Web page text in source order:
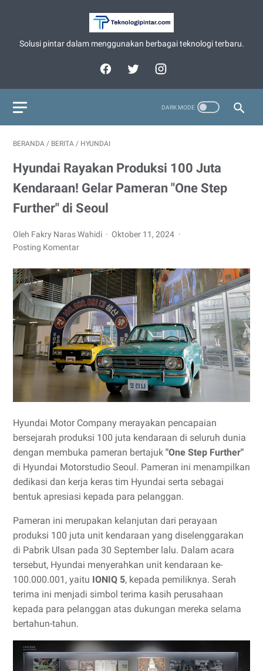
Solusi pintar dalam menggunakan berbagai teknologi terbaru.
BERANDA / BERITA / HYUNDAI
Hyundai Rayakan Produksi 100 Juta
Kendaraan! Gelar Pameran "One Step
Further" di Seoul
Oleh Fakry Naras Wahidi
Oktober 11, 2024
Posting Komentar
Hyundai Motor Company merayakan pencapaian
bersejarah produksi 100 juta kendaraan di seluruh dunia
dengan membuka pameran bertajuk "One Step Further"
di Hyundai Motorstudio Seoul. Pameran ini menampilkan
dedikasi dan kerja keras tim Hyundai serta sebagai
bentuk apresiasi kepada para pelanggan.
Pameran ini merupakan kelanjutan dari perayaan
produksi 100 juta unit kendaraan yang diselenggarakan
di Pabrik Ulsan pada 30 September lalu. Dalam acara
tersebut, Hyundai menyerahkan unit kendaraan ke-
100.000.001, yaitu IONIQ 5, kepada pemiliknya. Serah
terima ini menjadi simbol terima kasih perusahaan
kepada para pelanggan atas dukungan mereka selama
bertahun-tahun.